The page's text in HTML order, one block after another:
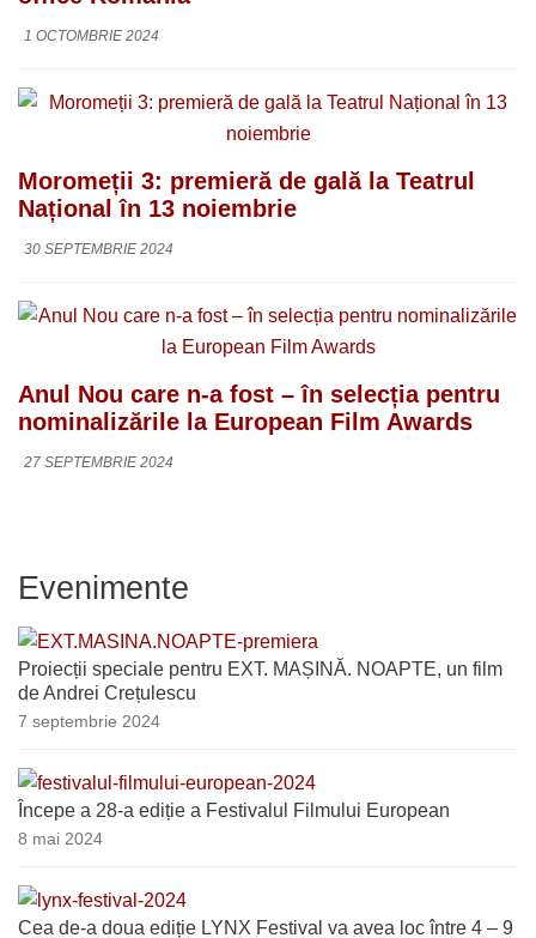
1 OCTOMBRIE 2024
Moromeții 3: premieră de gală la Teatrul
Național în 13 noiembrie
30 SEPTEMBRIE 2024
Anul Nou care n-a fost – în selecția pentru
nominalizările la European Film Awards
27 SEPTEMBRIE 2024
Evenimente
Proiecții speciale pentru EXT. MAȘINĂ. NOAPTE, un film
de Andrei Crețulescu
7 septembrie 2024
Începe a 28-a ediție a Festivalul Filmului European
8 mai 2024
Cea de-a doua ediție LYNX Festival va avea loc între 4 – 9